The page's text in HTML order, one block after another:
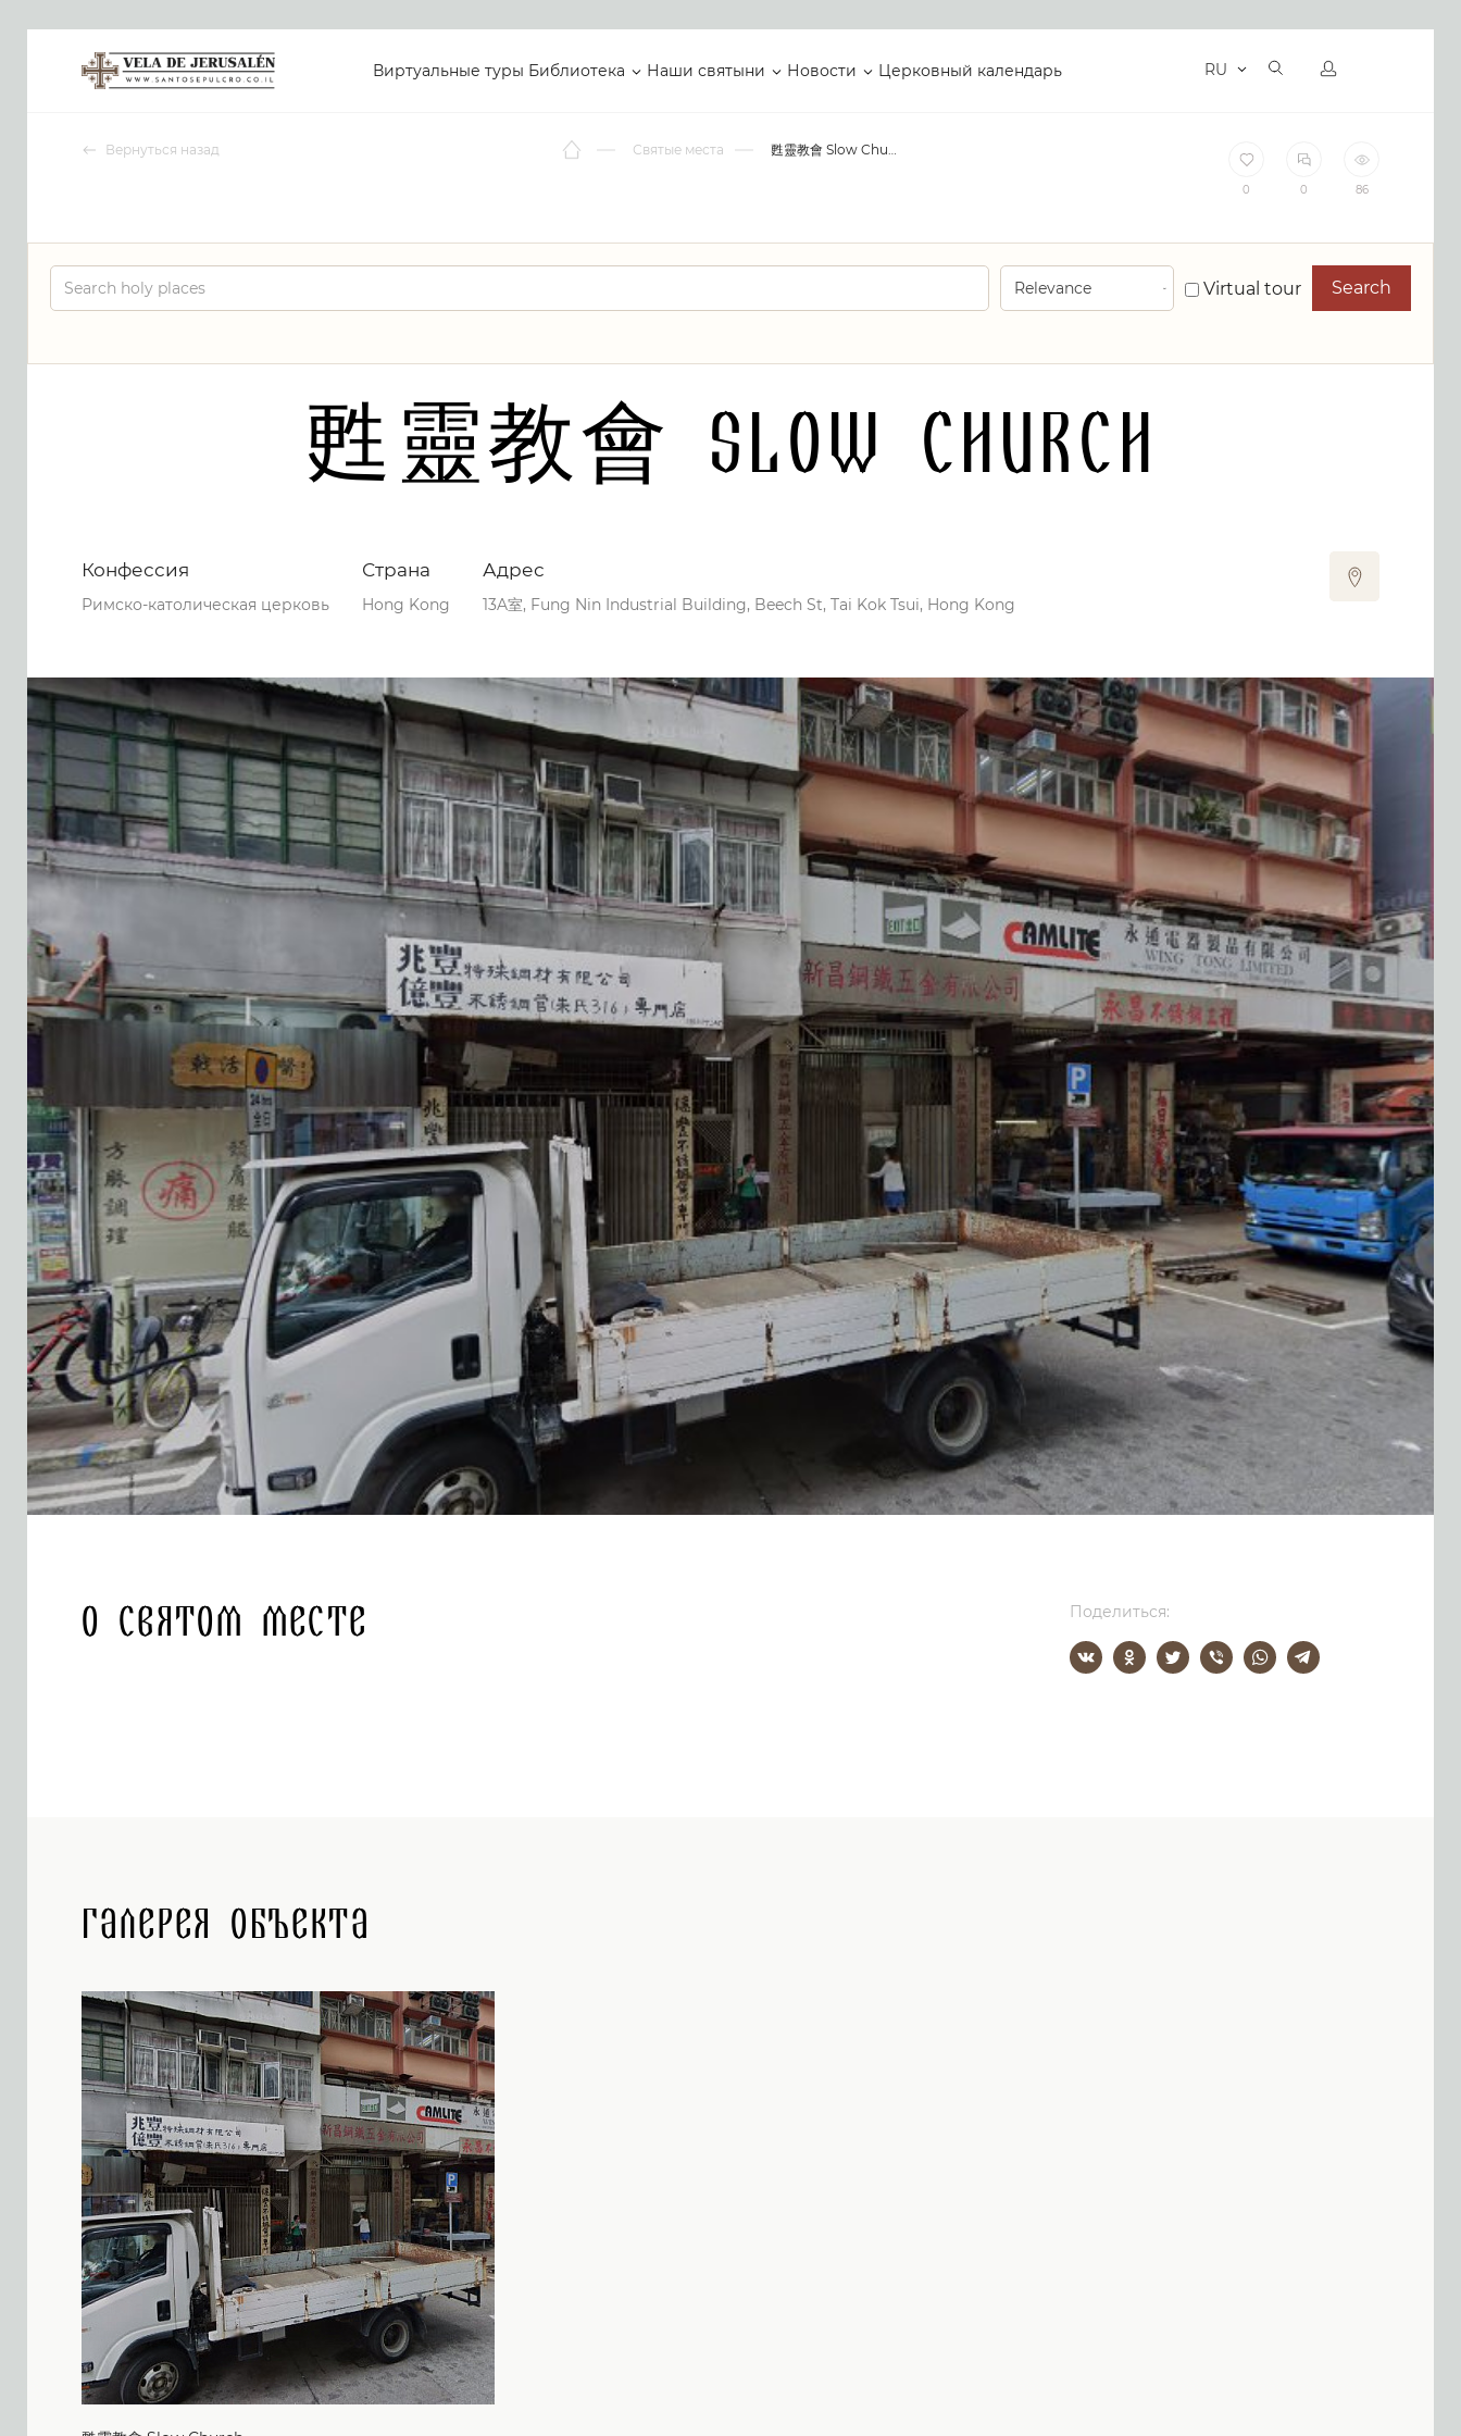
Виртуальные туры Библиотека Наши святыни Новости Церковный календарь RU
Вернуться назад Святые места 甦靈教會 Slow Church
0 0 86
Virtual tour Search
甦靈教會 Slow Church
Конфессия
Римско-католическая церковь
Страна
Hong Kong
Адрес
13A室, Fung Nin Industrial Building, Beech St, Tai Kok Tsui, Hong Kong
0 86
О святом месте Поделиться:
Галерея объекта